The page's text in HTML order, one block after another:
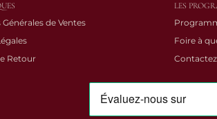
de Ventes
Retour
LES
Foire à